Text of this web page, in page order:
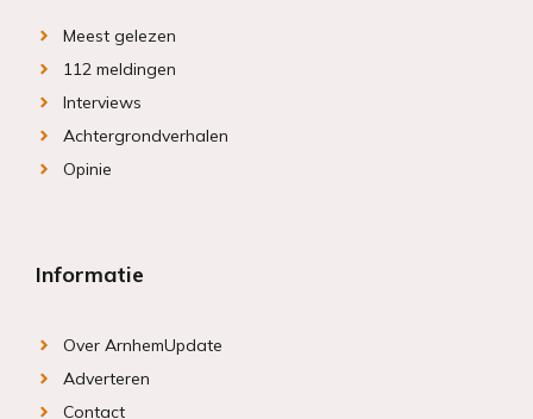
Meest gelezen
112 meldingen
Interviews
Achtergrondverhalen
Opinie
Informatie
Over ArnhemUpdate
Adverteren
Contact